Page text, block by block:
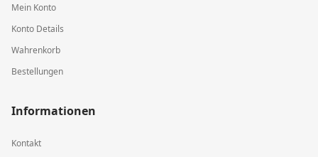
Mein Konto
Konto Details
Wahrenkorb
Bestellungen
Informationen
Kontakt